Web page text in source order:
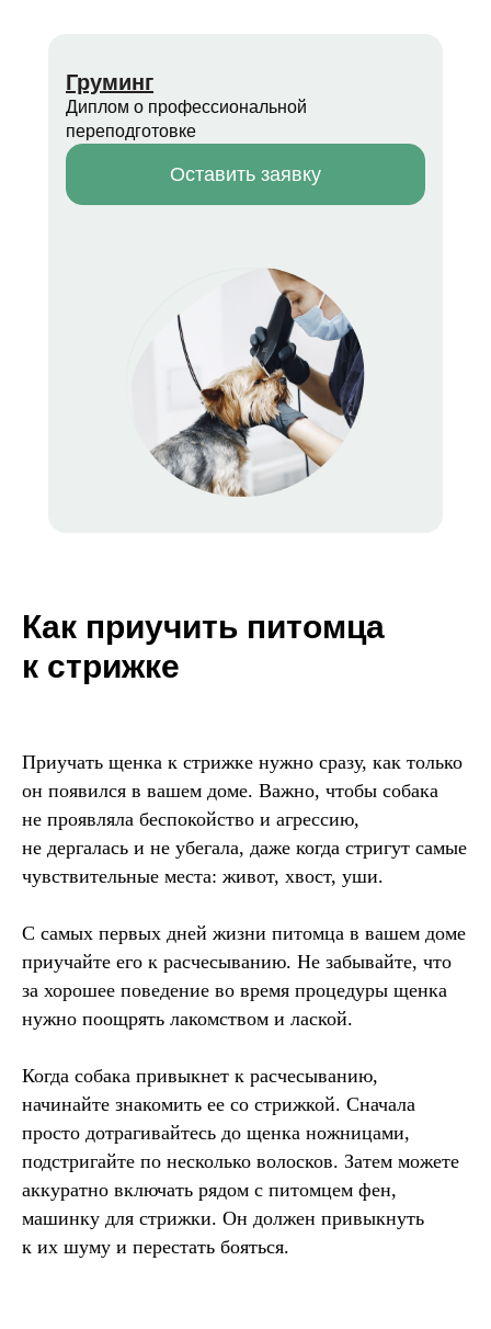
Груминг
Диплом о профессиональной
переподготовке
Оставить заявку
Как приучить питомца
к стрижке
Приучать щенка к стрижке нужно сразу, как только
он появился в вашем доме. Важно, чтобы собака
не проявляла беспокойство и агрессию,
не дергалась и не убегала, даже когда стригут самые
чувствительные места: живот, хвост, уши.
С самых первых дней жизни питомца в вашем доме
приучайте его к расчесыванию. Не забывайте, что
за хорошее поведение во время процедуры щенка
нужно поощрять лакомством и лаской.
Когда собака привыкнет к расчесыванию,
начинайте знакомить ее со стрижкой. Сначала
просто дотрагивайтесь до щенка ножницами,
подстригайте по несколько волосков. Затем можете
аккуратно включать рядом с питомцем фен,
машинку для стрижки. Он должен привыкнуть
к их шуму и перестать бояться.